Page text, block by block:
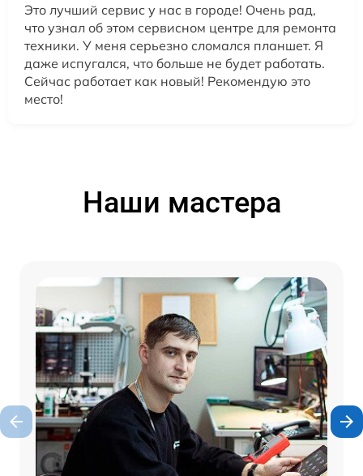
Это лучший сервис у нас в городе! Очень рад,
что узнал об этом сервисном центре для ремонта
техники. У меня серьезно сломался планшет. Я
даже испугался, что больше не будет работать.
Сейчас работает как новый! Рекомендую это
место!
Наши мастера